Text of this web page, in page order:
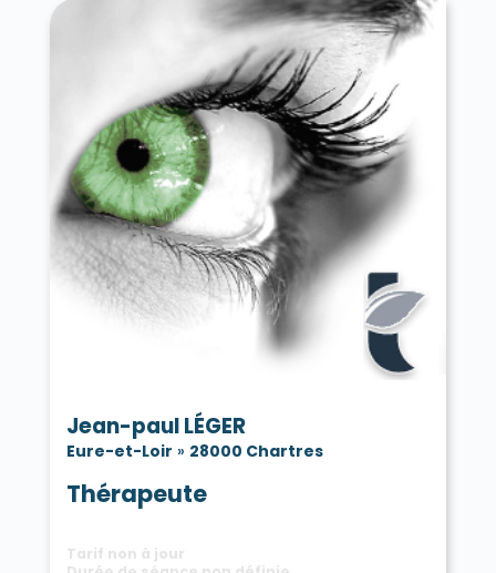
Jean-paul LÉGER
Eure-et-Loir » 28000 Chartres
Thérapeute
Tarif non à jour